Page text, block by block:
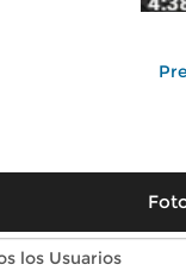
Fotos